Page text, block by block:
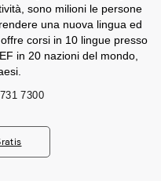
sono milioni le persone
una nuova lingua ed
corsi in 10 lingue presso
in 20 nazioni del mondo,
7300